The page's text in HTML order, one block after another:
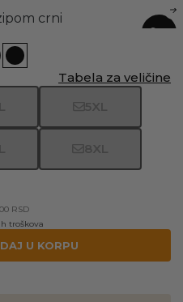
-20%
Tabela za veličine
5XL
8XL
RSD
troškova
U KORPU